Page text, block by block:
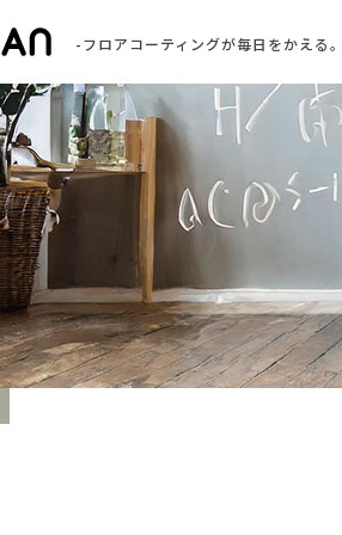
-フロアコーティングが毎日をかえる